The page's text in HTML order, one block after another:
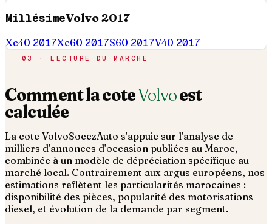
MillésimeVolvo2017
Xc40 2017Xc60 2017S60 2017V40 2017
03 · LECTURE DU MARCHÉ
Comment la coteVolvoest
calculée
La cote VolvoSoeezAuto s'appuie sur l'analyse de
milliers d'annonces d'occasion publiées au Maroc,
combinée à un modèle de dépréciation spécifique au
marché local. Contrairement aux argus européens, nos
estimations reflètent les particularités marocaines :
disponibilité des pièces, popularité des motorisations
diesel, et évolution de la demande par segment.